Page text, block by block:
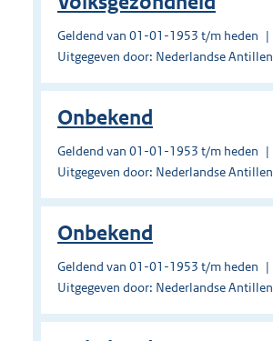
Geldend van 01-01-1953 t/m heden
Uitgegeven door: Nederlandse Antillen
Onbekend
Geldend van 01-01-1953 t/m heden
Uitgegeven door: Nederlandse Antillen
Onbekend
Geldend van 01-01-1953 t/m heden
Uitgegeven door: Nederlandse Antillen